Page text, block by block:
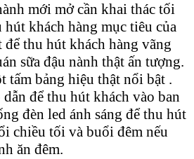
mới mở cần khai thác tối
hút khách hàng mục tiêu của
thu hút khách hàng vãng
sữa đậu nành thật ấn tượng.
tấm bảng hiệu thật nổi bật .
để thu hút khách vào ban
đèn led ánh sáng để thu hút
chiều tối và buổi đêm nếu
ăn đêm.